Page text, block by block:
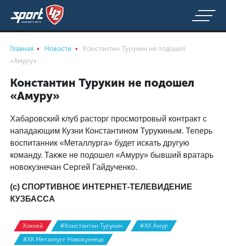
Главная Новости
Константин Турукин не подошел
«Амуру»
Константин Турукин не подошел
«Амуру»
Хабаровский клуб расторг просмотровый контракт с
нападающим Кузни Константином Турукиным. Теперь
воспитанник «Металлурга» будет искать другую
команду. Также не подошел «Амуру» бывший вратарь
новокузнечан Сергей Гайдученко.
(с) СПОРТИВНОЕ ИНТЕРНЕТ-ТЕЛЕВИДЕНИЕ
КУЗБАССА
Хоккей #Константин Турукин
#ХК Амур
#ХК Металлург Новокузнецк